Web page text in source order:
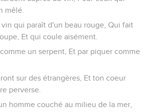
mêlé.
vin qui paraît d'un beau rouge, Qui fait
Et qui coule aisément.
un serpent, Et par piquer comme
sur des étrangères, Et ton coeur
perverse.
homme couché au milieu de la mer,